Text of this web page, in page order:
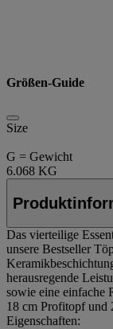
Größen-Guide
Size
G = Gewicht
6.068 KG
Das vierteilige
unsere Bestseller
herausregende
sowie eine einfache
18 cm Profitopf und
Eigenschaften: